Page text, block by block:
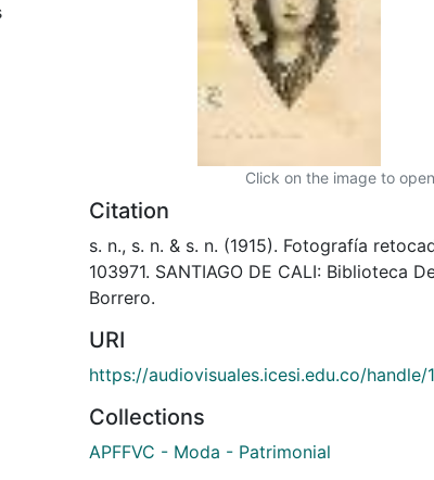
Click on the image to
Citation
s. n., s. n. & s. n. (1915). Fotografía
103971. SANTIAGO DE CALI: Biblioteca
Borrero.
URI
https://audiovisuales.icesi.edu.co/
Collections
APFFVC - Moda - Patrimonial